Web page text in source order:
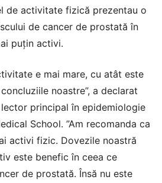
de activitate fizică prezentau o
de cancer de prostată în
puţin activi.
e mai mare, cu atât este
noastre”, a declarat
principal în epidemiologie
School. ”Am recomanda ca
activi fizic. Dovezile noastră
este benefic în ceea ce
de prostată. Însă nu este